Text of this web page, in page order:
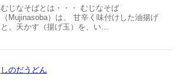
むじなそばとは・・・ むじなそば
（Mujinasoba）は、 甘辛く味付けした油揚げ
と、天かす（揚げ玉）を、い...
しのだうどん